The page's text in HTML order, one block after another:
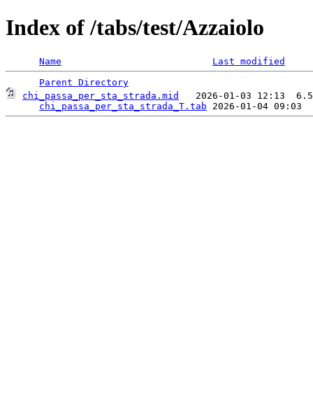
Index of /tabs/test/Azzaiolo
Name
Last modified
Parent Directory
chi_passa_per_sta_strada.mid
2026-01-03 12:13
chi_passa_per_sta_strada_T.tab